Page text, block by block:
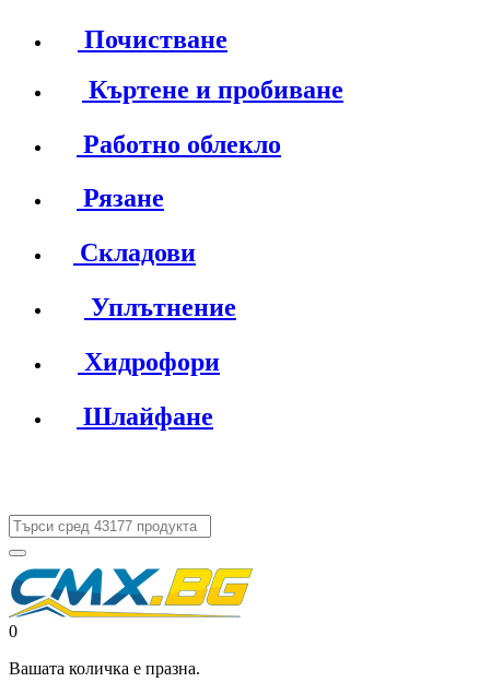
Почистване
Къртене и пробиване
Работно облекло
Рязане
Складови
Уплътнение
Хидрофори
Шлайфане
0
Вашата количка е празна.